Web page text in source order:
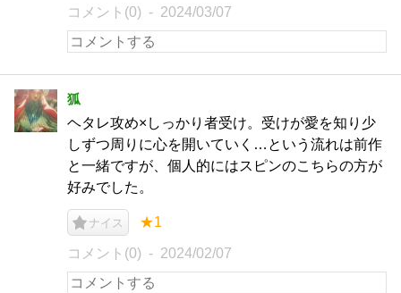
コメント(0) 2024/03/07
狐
ヘタレ攻め×しっかり者受け。受けが愛を知り少
しずつ周りに心を開いていく…という流れは前作
と一緒ですが、個人的にはスピンのこちらの方が
好みでした。
ナイス ★1
コメント(0) 2024/02/07